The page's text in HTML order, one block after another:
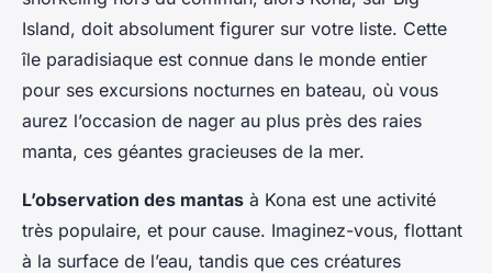
Island, doit absolument figurer sur votre liste. Cette
île paradisiaque est connue dans le monde entier
pour ses excursions nocturnes en bateau, où vous
aurez l’occasion de nager au plus près des raies
manta, ces géantes gracieuses de la mer.
L’observation des mantas à Kona est une activité
très populaire, et pour cause. Imaginez-vous, flottant
à la surface de l’eau, tandis que ces créatures